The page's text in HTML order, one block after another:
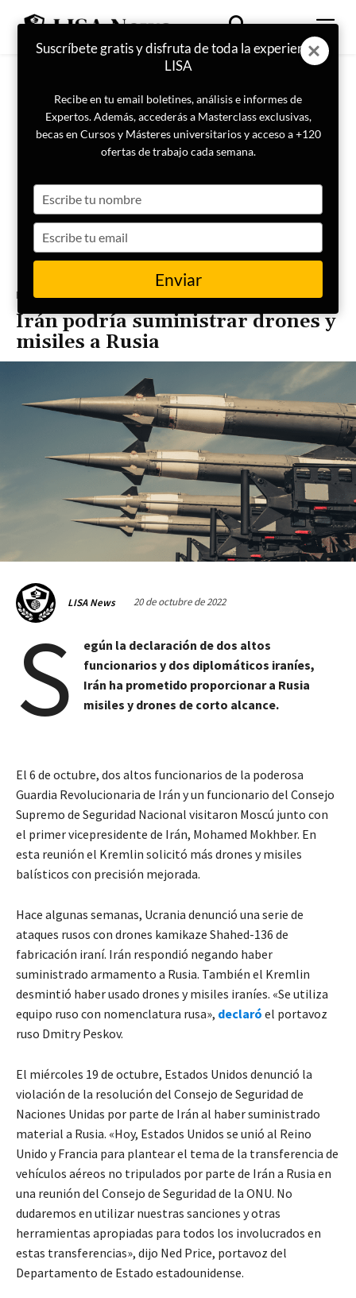
Portada Conflicto Ucrania
Irán podría suministrar drones y
misiles a Rusia
LISA News 20 de octubre de 2022
S
egún la declaración de dos altos
funcionarios y dos diplomáticos iraníes,
Irán ha prometido proporcionar a Rusia
misiles y drones de corto alcance.
El 6 de octubre, dos altos funcionarios de la poderosa
Guardia Revolucionaria de Irán y un funcionario del Consejo
Supremo de Seguridad Nacional visitaron Moscú junto con
el primer vicepresidente de Irán, Mohamed Mokhber. En
esta reunión el Kremlin solicitó más drones y misiles
balísticos con precisión mejorada.
Hace algunas semanas, Ucrania denunció una serie de
ataques rusos con drones kamikaze Shahed-136 de
fabricación iraní. Irán respondió negando haber
suministrado armamento a Rusia. También el Kremlin
desmintió haber usado drones y misiles iraníes. «Se utiliza
equipo ruso con nomenclatura rusa», declaró el portavoz
ruso Dmitry Peskov.
El miércoles 19 de octubre, Estados Unidos denunció la
violación de la resolución del Consejo de Seguridad de
Naciones Unidas por parte de Irán al haber suministrado
material a Rusia. «Hoy, Estados Unidos se unió al Reino
Unido y Francia para plantear el tema de la transferencia de
vehículos aéreos no tripulados por parte de Irán a Rusia en
una reunión del Consejo de Seguridad de la ONU. No
dudaremos en utilizar nuestras sanciones y otras
herramientas apropiadas para todos los involucrados en
estas transferencias», dijo Ned Price, portavoz del
Departamento de Estado estadounidense.
Suscríbete gratis y disfruta de toda la experiencia
LISA
Recibe en tu email boletines, análisis e informes de
Expertos. Además, accederás a Masterclass exclusivas,
becas en Cursos y Másteres universitarios y acceso a +120
ofertas de trabajo cada semana.
your
name
your
email
Enviar